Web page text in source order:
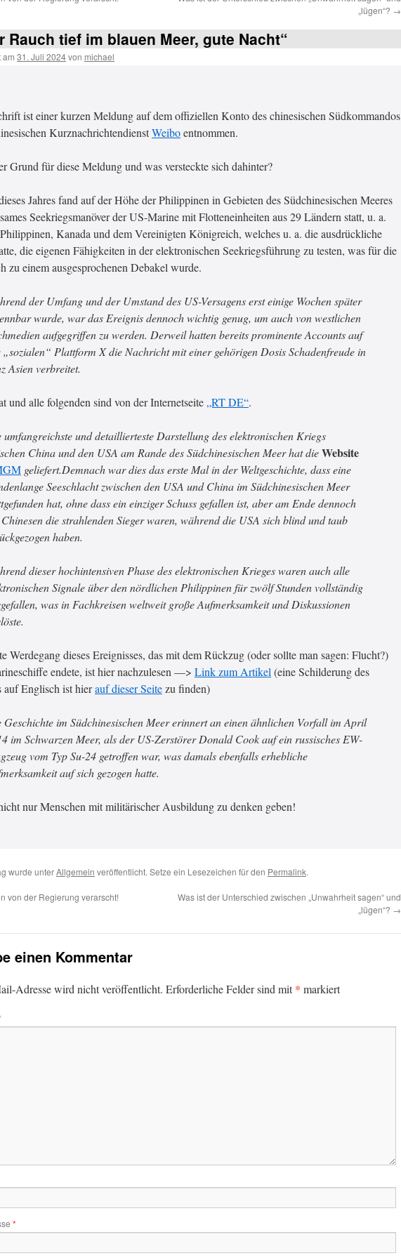
„lügen“? →
Rauch tief im blauen Meer, gute Nacht“
am 31. Juli 2024von michael
ist einer kurzen Meldung auf dem offiziellen Konto des chinesischen Südkommandos
KurznachrichtendienstWeiboentnommen.
Grund für diese Meldung und was versteckte sich dahinter?
Jahres fand auf der Höhe der Philippinen in Gebieten des Südchinesischen Meeres
Seekriegsmanöver der US-Marine mit Flotteneinheiten aus 29 Ländern statt, u. a.
Kanada und dem Vereinigten Königreich, welches u. a. die ausdrückliche
die eigenen Fähigkeiten in der elektronischen Seekriegsführung zu testen, was für die
zu einem ausgesprochenen Debakel wurde.
der Umfang und der Umstand des US-Versagens erst einige Wochen später
wurde, war das Ereignis dennoch wichtig genug, um auch von westlichen
aufgegriffen zu werden. Derweil hatten bereits prominente Accounts auf
„sozialen“ Plattform X die Nachricht mit einer gehörigen Dosis Schadenfreude in
Asien verbreitet.
und alle folgenden sind von der Internetseite „RT DE“.
umfangreichste und detaillierteste Darstellung des elektronischen Kriegs
China und den USA am Rande des Südchinesischen Meer hat dieWebsite
geliefert.Demnach war dies das erste Mal in der Weltgeschichte, dass eine
Seeschlacht zwischen den USA und China im Südchinesischen Meer
hat, ohne dass ein einziger Schuss gefallen ist, aber am Ende dennoch
die strahlenden Sieger waren, während die USA sich blind und taub
haben.
dieser hochintensiven Phase des elektronischen Krieges waren auch alle
Signale über den nördlichen Philippinen für zwölf Stunden vollständig
was in Fachkreisen weltweit große Aufmerksamkeit und Diskussionen
Werdegang dieses Ereignisses, das mit dem Rückzug (oder sollte man sagen: Flucht?)
endete, ist hier nachzulesen —> Link zum Artikel (eine Schilderung des
auf Englisch ist hierauf dieser Seitezu finden)
Geschichte im Südchinesischen Meer erinnert an einen ähnlichen Vorfall im April
im Schwarzen Meer, als der US-Zerstörer Donald Cook auf ein russisches EW-
vom Typ Su-24 getroffen war, was damals ebenfalls erhebliche
auf sich gezogen hatte.
nur Menschen mit militärischer Ausbildung zu denken geben!
wurde unterAllgemein veröffentlicht. Setze ein Lesezeichen für den Permalink.
von der Regierung verarscht!
Was ist der Unterschied zwischen „Unwahrheit sagen“ und
„lügen“? →
einen Kommentar
Adresse wird nicht veröffentlicht. Erforderliche Felder sind mit* markiert
*